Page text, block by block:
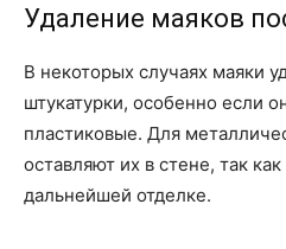
Удаление маяков
В некоторых случаях маяки
штукатурки, особенно если
пластиковые. Для
оставляют их в стене, так
дальнейшей отделке.